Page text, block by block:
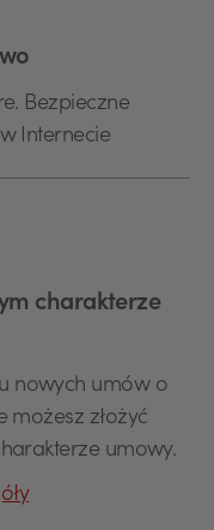
Bezpieczne
Internecie
charakterze
nowych umów o
możesz złożyć
umowy.